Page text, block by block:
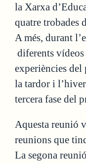
la Xarxa
quatre trobades
A més, durant
diferents
experiències del
la tardor i
tercera fase del
Aquesta reunió
reunions que
La segona